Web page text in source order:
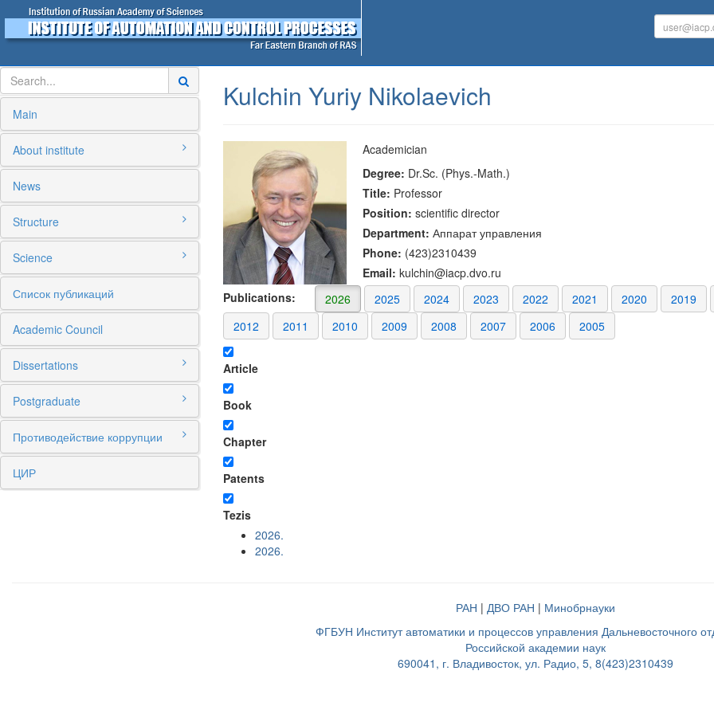
Main
About institute
News
Structure
Science
Список публикаций
Academic Council
Dissertations
Postgraduate
Противодействие коррупции
ЦИР
Kulchin Yuriy Nikolaevich
Academician
Degree: Dr.Sc. (Phys.-Math.)
Title: Professor
Position: scientific director
Department: Аппарат управления
Phone: (423)2310439
Email: kulchin@iacp.dvo.ru
Publications:
2026 2025 2024 2023 2022 2021 2020 2019
2012
2011 2010 2009 2008 2007 2006 2005
Article
Book
Chapter
Patents
Tezis
2026.
2026.
РАН | ДВО РАН | Минобрнауки
ФГБУН Институт автоматики и процессов управления Дальневосточного
Российской академии наук
690041, г. Владивосток, ул. Радио, 5, 8(423)2310439